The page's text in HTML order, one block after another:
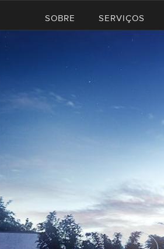
SOBRE SERVIÇOS